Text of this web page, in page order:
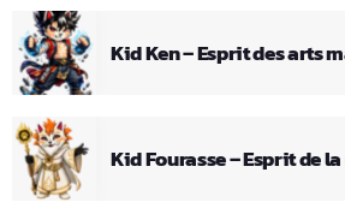
Kid Ken – Esprit des arts
Kid Fourasse – Esprit de